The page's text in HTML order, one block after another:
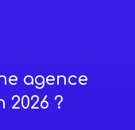
agence
2026 ?